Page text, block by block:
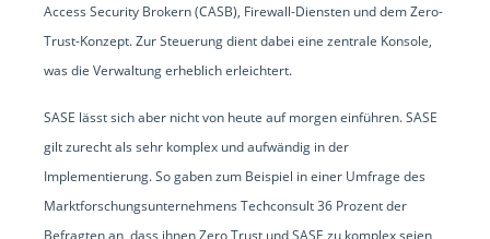
Access Security Brokern (CASB), Firewall-Diensten und dem Zero-
Trust-Konzept. Zur Steuerung dient dabei eine zentrale Konsole,
was die Verwaltung erheblich erleichtert.
SASE lässt sich aber nicht von heute auf morgen einführen. SASE
gilt zurecht als sehr komplex und aufwändig in der
Implementierung. So gaben zum Beispiel in einer Umfrage des
Marktforschungsunternehmens Techconsult 36 Prozent der
Befragten an, dass ihnen Zero Trust und SASE zu komplex seien,